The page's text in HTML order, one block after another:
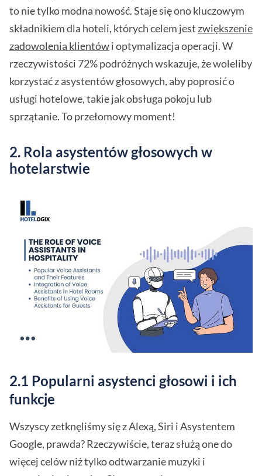
to nie tylko modna nowość. Staje się ono kluczowym
składnikiem dla hoteli, których celem jest zwiększenie
zadowolenia klientówi optymalizacja operacji. W
rzeczywistości 72% podróżnych wskazuje, że woleliby
korzystać z asystentów głosowych, aby poprosić o
usługi hotelowe, takie jak obsługa pokoju lub
sprzątanie. To przełomowy moment!
2. Rola asystentów głosowych w
hotelarstwie
2.1 Popularni asystenci głosowi i ich
funkcje
Wszyscy zetknęliśmy się z Alexą, Siri i Asystentem
Google, prawda? Rzeczywiście, teraz służą one do
więcej celów niż tylko odtwarzanie muzyki i